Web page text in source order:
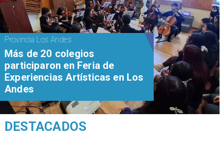
Provincia Los Andes
Más de 20 colegios
participaron en Feria de
Experiencias Artísticas en Los
Andes
DESTACADOS